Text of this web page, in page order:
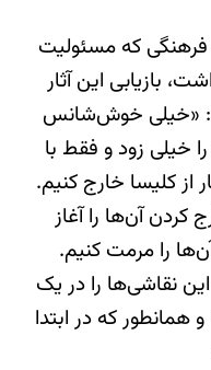
فرهنگی که مسئولیت
بازیابی این آثار
«خیلی خوش‌شانس
خیلی زود و فقط با
کلیسا خارج کنیم.
کردن آن‌ها را آغاز
را مرمت کنیم.
نقاشی‌ها را در یک
که در ابتدا